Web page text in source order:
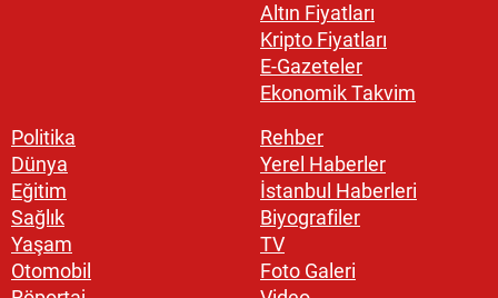
Altın Fiyatları
Kripto Fiyatları
E-Gazeteler
Ekonomik Takvim
Politika
Dünya
Eğitim
Sağlık
Yaşam
Otomobil
Rehber
Yerel Haberler
İstanbul Haberleri
Biyografiler
TV
Foto Galeri